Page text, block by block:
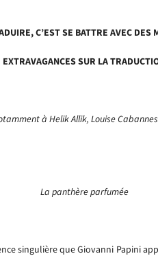
C’EST SE BATTRE AVEC DES
EXTRAVAGANCES SUR LA
à Helik Allik, Louise
La panthère parfumée
singulière que Giovanni Papini